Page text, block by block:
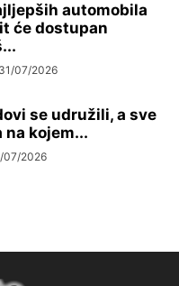
automobila
će dostupan
31/07/2026
se udružili, a sve
kojem...
07/2026